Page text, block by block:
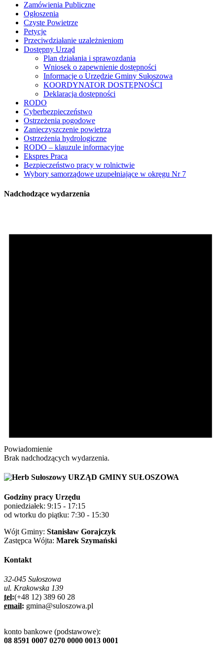
Zamówienia Publiczne
Ogłoszenia
Czyste Powietrze
Petycje
Przeciwdziałanie uzależnieniom
Dostępny Urząd
Plan działania i sprawozdania
Wniosek o zapewnienie dostępności
Informacje o Urzędzie Gminy Sułoszowa
KOORDYNATOR DOSTĘPNOŚCI
Deklaracja dostępności
RODO
Cyberbezpieczeństwo
Ostrzeżenia pogodowe
Zanieczyszczenie powietrza
Ostrzeżenia hydrologiczne
RODO – klauzule informacyjne
Ekspres Praca
Bezpieczeństwo pracy w rolnictwie
Wybory samorządowe uzupełniające w okręgu Nr 7
Nadchodzące wydarzenia
Powiadomienie
Brak nadchodzących wydarzenia.
URZĄD GMINY SUŁOSZOWA
Godziny pracy Urzędu
poniedziałek: 9:15 - 17:15
od wtorku do piątku: 7:30 - 15:30
Wójt Gminy: Stanisław Gorajczyk
Zastępca Wójta: Marek Szymański
Kontakt
32-045 Sułoszowa
ul. Krakowska 139
tel:(+48 12) 389 60 28
email: gmina@suloszowa.pl
konto bankowe (podstawowe):
08 8591 0007 0270 0000 0013 0001